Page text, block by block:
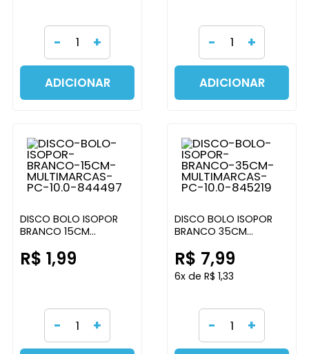
- +
ADICIONAR
- +
ADICIONAR
DISCO BOLO ISOPOR
BRANCO 15CM
R$ 1,99
- +
DISCO BOLO ISOPOR
BRANCO 35CM
R$ 7,99
6x de R$ 1,33
- +